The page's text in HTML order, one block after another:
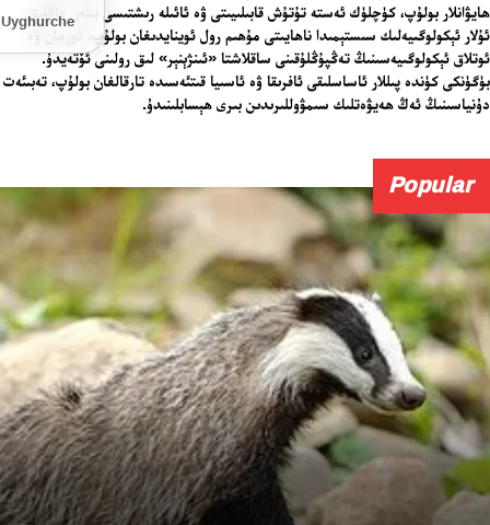
ھايۋانلار بولۇپ، كۈچلۈك ئەستە تۇتۇش قابىلىيىتى ۋە ئائىلە رىشتىسى بىلەن داڭلىق.
ئۇلار ئېكولوگىيەلىك سىستېمىدا ناھايىتى مۇھىم رول ئوينايدىغان بولۇپ، ئورمان ۋە
ئوتلاق ئېكولوگىيەسىنىڭ تەڭپۇڭلۇقىنى ساقلاشتا «ئىنژېنېر» لىق رولىنى ئۆتەيدۇ.
بۈگۈنكى كۈندە پىللار ئاساسلىقى ئافرىقا ۋە ئاسىيا قىتئەسىدە تارقالغان بولۇپ، تەبىئەت
دۇنياسىنىڭ ئەڭ ھەيۋەتلىك سىمۋوللىرىدىن بىرى ھېسابلىنىدۇ.
Popular
Uyghurche